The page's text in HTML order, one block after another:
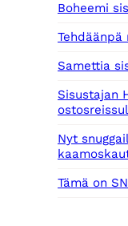
Boheemi
Tehdäänpä
Samettia
Sisustajan
Nyt
Tämä on